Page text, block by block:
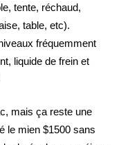
tente, réchaud,
table, etc).
fréquemment
liquide de frein et
mais ça reste une
le mien $1500 sans